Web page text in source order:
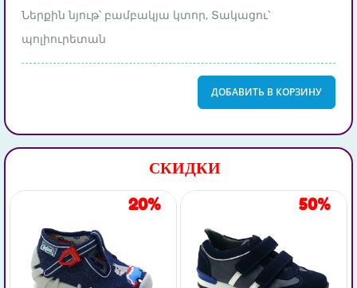
Ներքին նյութ՝ բամբակյա կտոր, Տակացու՝
պոլիուրետան
ДОБАВИТЬ В КОРЗИНУ
СКИДКИ
20%
50%